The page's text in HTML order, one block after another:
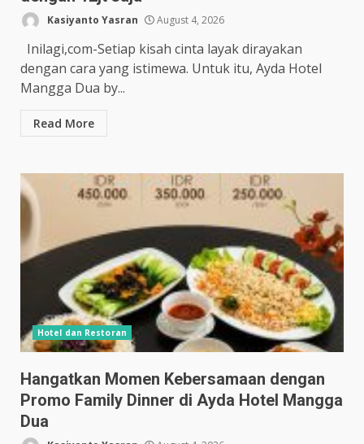
Kasiyanto Yasran August 4, 2026
Inilagi,com-Setiap kisah cinta layak dirayakan
dengan cara yang istimewa. Untuk itu, Ayda Hotel
Mangga Dua by...
Read More
Hotel dan Restoran
Hangatkan Momen Kebersamaan dengan
Promo Family Dinner di Ayda Hotel Mangga
Dua